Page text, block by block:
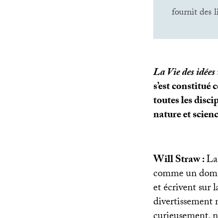
fournit des
La Vie des idées
s’est constitué
toutes les
nature et
Will Straw :
comme un
et écrivent sur
divertissement